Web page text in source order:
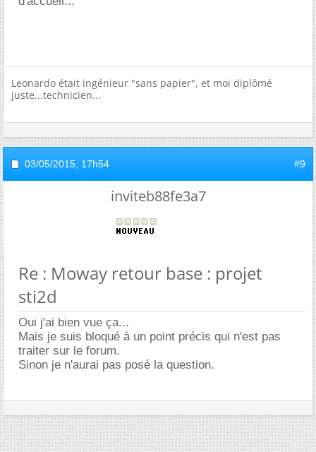
Leonardo était ingénieur "sans papier", et moi diplômé
juste...technicien...
03/05/2015, 17h54 #9
inviteb88fe3a7
Re : Moway retour base : projet
sti2d
Oui j'ai bien vue ça...
Mais je suis bloqué à un point précis qui n'est pas
traiter sur le forum.
Sinon je n'aurai pas posé la question.